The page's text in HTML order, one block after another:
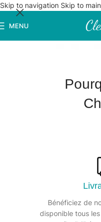
Bénéficiez de
disponible tous
Skip to navigation Skip to
MENU